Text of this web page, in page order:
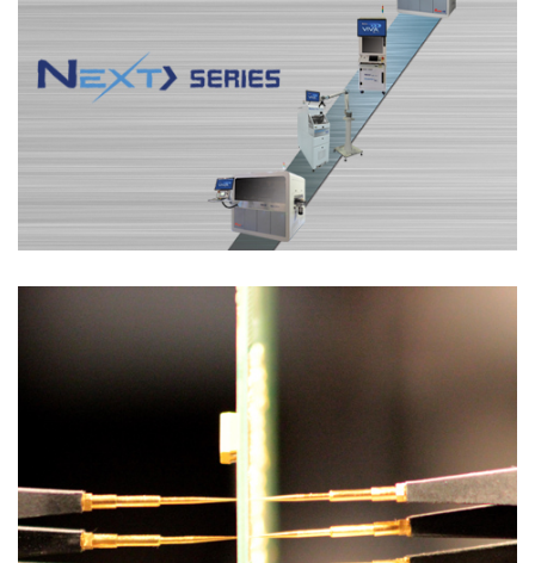
Soluzioni di Collaudo
SISTEMI FLYING PROBE – A SONDE MOBILI
Soluzioni di Collaudo